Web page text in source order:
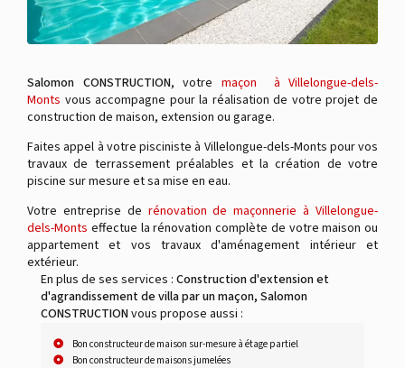
Salomon CONSTRUCTION, votre maçon à Villelongue-dels-
Monts vous accompagne pour la réalisation de votre projet de
construction de maison, extension ou garage.
Faites appel à votre pisciniste à Villelongue-dels-Monts pour vos
travaux de terrassement préalables et la création de votre
piscine sur mesure et sa mise en eau.
Votre entreprise de rénovation de maçonnerie à Villelongue-
dels-Monts effectue la rénovation complète de votre maison ou
appartement et vos travaux d'aménagement intérieur et
extérieur.
En plus de ses services : Construction d'extension et
d'agrandissement de villa par un maçon, Salomon
CONSTRUCTIONvous propose aussi :
Bon constructeur de maison sur-mesure à étage partiel
Bon constructeur de maisons jumelées